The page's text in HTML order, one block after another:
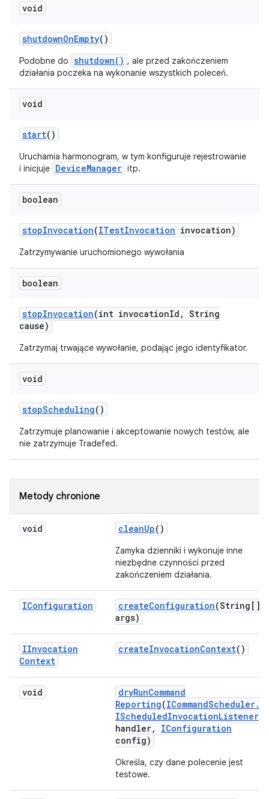
void
shutdownOnEmpty()
Podobne do shutdown() , ale przed zakończeniem
działania poczeka na wykonanie wszystkich poleceń.
void
start()
Uruchamia harmonogram, w tym konfiguruje rejestrowanie
i inicjuje DeviceManager itp.
boolean
stopInvocation(ITestInvocation invocation)
Zatrzymywanie uruchomionego wywołania
boolean
stopInvocation(int invocationId , String
cause)
Zatrzymaj trwające wywołanie, podając jego identyfikator.
void
stopScheduling()
Zatrzymuje planowanie i akceptowanie nowych testów, ale
nie zatrzymuje Tradefed.
Metody chronione
void cleanUp()
Zamyka dzienniki i wykonuje inne
niezbędne czynności przed
zakończeniem działania.
IConfiguration createConfiguration(String[]
args)
IInvocation
Context
createInvocationContext()
void dryRunCommand
Reporting(ICommandScheduler.
IScheduledInvocationListener
handler,
IConfiguration
config)
Określa, czy dane polecenie jest
testowe.